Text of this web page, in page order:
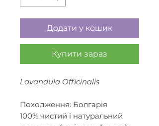
Додати у кошик
Купити зараз
Lavandula Officinalis
Походження: Болгарія
100% чистий і натуральний